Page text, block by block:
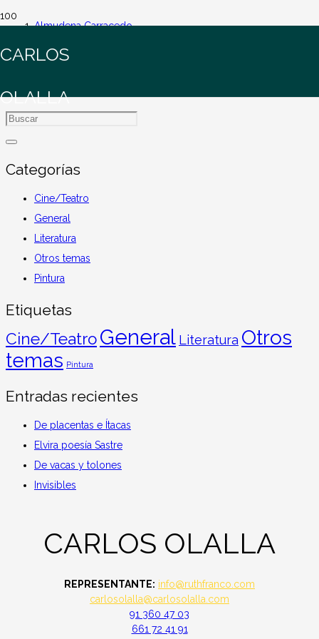
CARLOS
OLALLA
Almudena Carracedo
Categorías
Cine/Teatro
General
Literatura
Otros temas
Pintura
Etiquetas
Cine/TeatroGeneral Literatura Otros
temas Pintura
Entradas recientes
De placentas e Ítacas
Elvira poesía Sastre
De vacas y tolones
Invisibles
CARLOS OLALLA
REPRESENTANTE: info@ruthfranco.com
carlosolalla@carlosolalla.com
91 360 47 03
661 72 41 91